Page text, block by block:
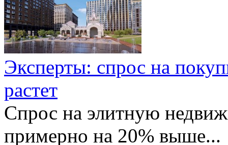
Эксперты: спрос на
растет
Спрос на элитную
примерно на 20% выше...